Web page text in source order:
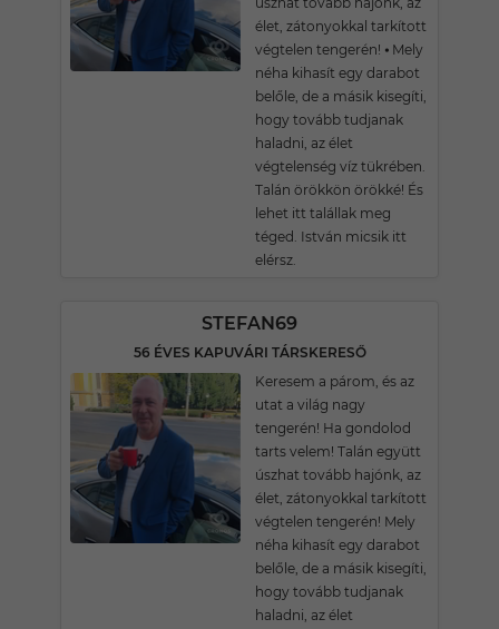
élet, zátonyokkal tarkított
végtelen tengerén! ⦁ Mely
néha kihasít egy darabot
belőle, de a másik kisegíti,
hogy tovább tudjanak
haladni, az élet
végtelenség víz tükrében.
Talán örökkön örökké! És
lehet itt talállak meg
téged. István micsik itt
elérsz.
STEFAN69
56 ÉVES KAPUVÁRI TÁRSKERESŐ
Keresem a párom, és az
utat a világ nagy
tengerén! Ha gondolod
tarts velem! Talán együtt
úszhat tovább hajónk, az
élet, zátonyokkal tarkított
végtelen tengerén! Mely
néha kihasít egy darabot
belőle, de a másik kisegíti,
hogy tovább tudjanak
haladni, az élet